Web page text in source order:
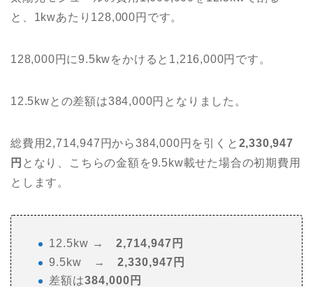
と、1kwあたり128,000円です。
128,000円に9.5kwをかけると1,216,000円です。
12.5kwとの差額は384,000円となりました。
総費用2,714,947円から384,000円を引くと 2,330,947
円 となり、こちらの金額を9.5kw載せた場合の初期費用
とします。
12.5kw → 2,714,947円
9.5kw → 2,330,947円
差額は384,000円